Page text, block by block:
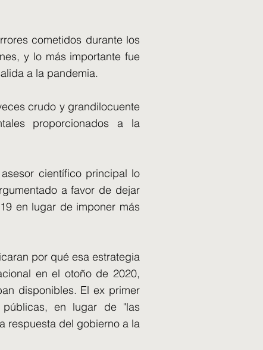
cometidos durante los
y lo más importante fue
a la pandemia.
crudo y grandilocuente
proporcionados a la
científico principal lo
a favor de dejar
en lugar de imponer más
por qué esa estrategia
en el otoño de 2020,
disponibles. El ex primer
en lugar de "las
respuesta del gobierno a la